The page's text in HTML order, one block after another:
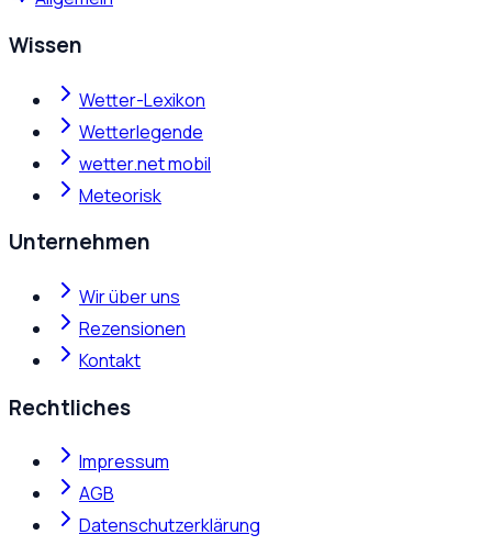
Wissen
Wetter-Lexikon
Wetterlegende
wetter.net mobil
Meteorisk
Unternehmen
Wir über uns
Rezensionen
Kontakt
Rechtliches
Impressum
AGB
Datenschutzerklärung